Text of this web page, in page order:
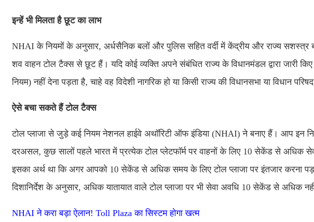
इन्हें भी मिलता है छूट का लाभ
NHAI के नियमों के अनुसार, अर्धसैनिक बलों और पुलिस सहित वर्दी में केंद्रीय और राज्य सशस्त्र
शव वाहन टोल टैक्स से छूट हैं। यदि कोई व्यक्ति अपने संबंधित राज्य के विधानमंडल द्वारा जारी
नियम) नहीं देना पड़ता है, चाहे वह विदेशी नागरिक हो या किसी राज्य की विधानसभा या विधान
ऐसे बचा सकते हैं टोल टैक्स
टोल प्लाजा से जुड़े कई नियम नेशनल हाईवे अथॉरिटी ऑफ इंडिया (NHAI) ने बनाए हैं। आप इन
दरअसल, कुछ सालों पहले भारत में प्रत्येक टोल प्लेटफॉर्म पर वाहनों के लिए 10 सेकेंड से अधिक सेवा
इसका अर्थ था कि अगर आपको 10 सेकेंड से अधिक समय के लिए टोल प्लाजा पर इंतजार करना
दिशानिर्देश के अनुसार, अधिक यातायात वाले टोल प्लाजा पर भी सेवा अवधि 10 सेकेंड से अधिक नहीं
NHAI ने करा बड़ा ऐलान! Toll Plaza का सिस्टम होगा खत्म